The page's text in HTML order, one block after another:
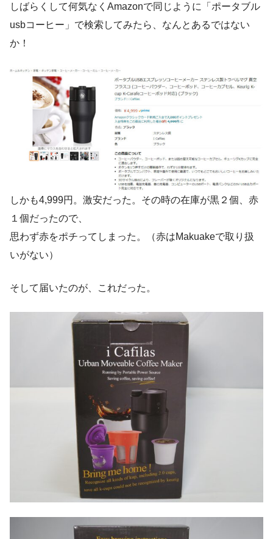
しばらくして何気なくAmazonで同じように「ポータブル
usbコーヒー」で検索してみたら、なんとあるではない
か！
しかも4,999円。激安だった。その時の在庫が黒２個、赤
１個だったので、
思わず赤をポチってしまった。（赤はMakuakeで取り扱
いがない）
そして届いたのが、これだった。